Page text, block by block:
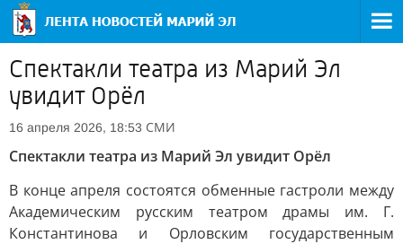
Спектакли театра из Марий Эл
увидит Орёл
16 апреля 2026, 18:53 СМИ
Спектакли театра из Марий Эл увидит Орёл
В конце апреля состоятся обменные гастроли между
Академическим русским театром драмы им. Г.
Константинова и Орловским государственным